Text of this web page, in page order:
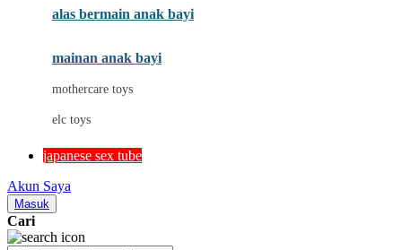
My K
alas bermain anak bayi
mainan anak bayi
mothercare toys
elc toys
japanese sex tube
Akun Saya
Masuk
Cari